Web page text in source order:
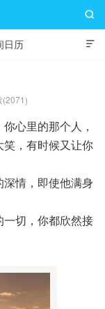

日历

(2071)
心里的那个人，
，有时候又让你
情，即使他满身
切，你都欣然接